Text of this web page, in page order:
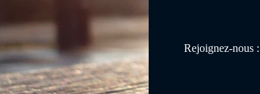
Rejoignez-nous :